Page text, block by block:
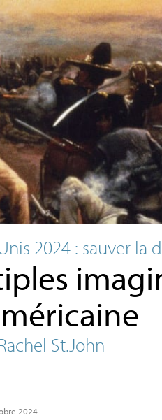
2024 : sauver la
St.John
2024